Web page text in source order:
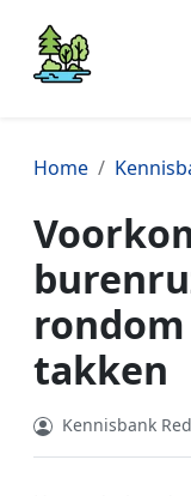
Home
takken
Kennisbank